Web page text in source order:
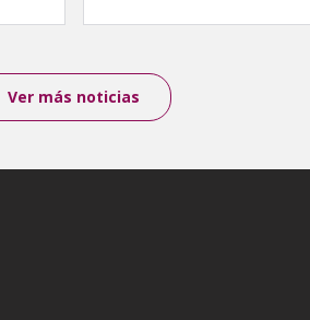
Ver más noticias